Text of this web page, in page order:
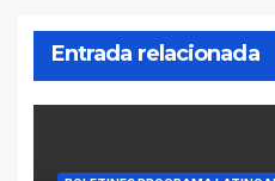
Entrada relacionada